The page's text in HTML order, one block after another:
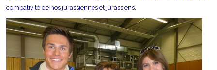
combativité de nos jurassiennes et jurassiens.